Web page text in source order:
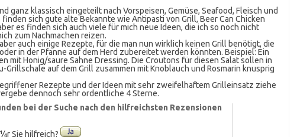
ganz klassisch eingeteilt nach Vorspeisen, Gemüse, Seafood, Fleisch und
finden sich gute alte Bekannte wie Antipasti von Grill, Beer Can Chicken
es finden sich auch viele für mich neue Ideen, die ich so noch nicht
zum Nachmachen reizen.
auch einige Rezepte, für die man nun wirklich keinen Grill benötigt, die
in der Pfanne auf dem Herd zubereitet werden könnten. Beispiel: Ein
mit Honig/saure Sahne Dressing. Die Croutons für diesen Salat sollen in
Grillschale auf dem Grill zusammen mit Knoblauch und Rosmarin knusprig
Rezepte und der Ideen mit sehr zweifelhaftem Grilleinsatz ziehe
dennoch sehr ordentliche 4 Sterne.
bei der Suche nach den hilfreichsten Rezensionen
Sie hilfreich?